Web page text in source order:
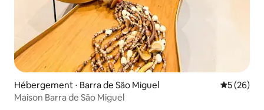
Hébergement ⋅ Barra de São Miguel
5 (26)
Maison Barra de São Miguel